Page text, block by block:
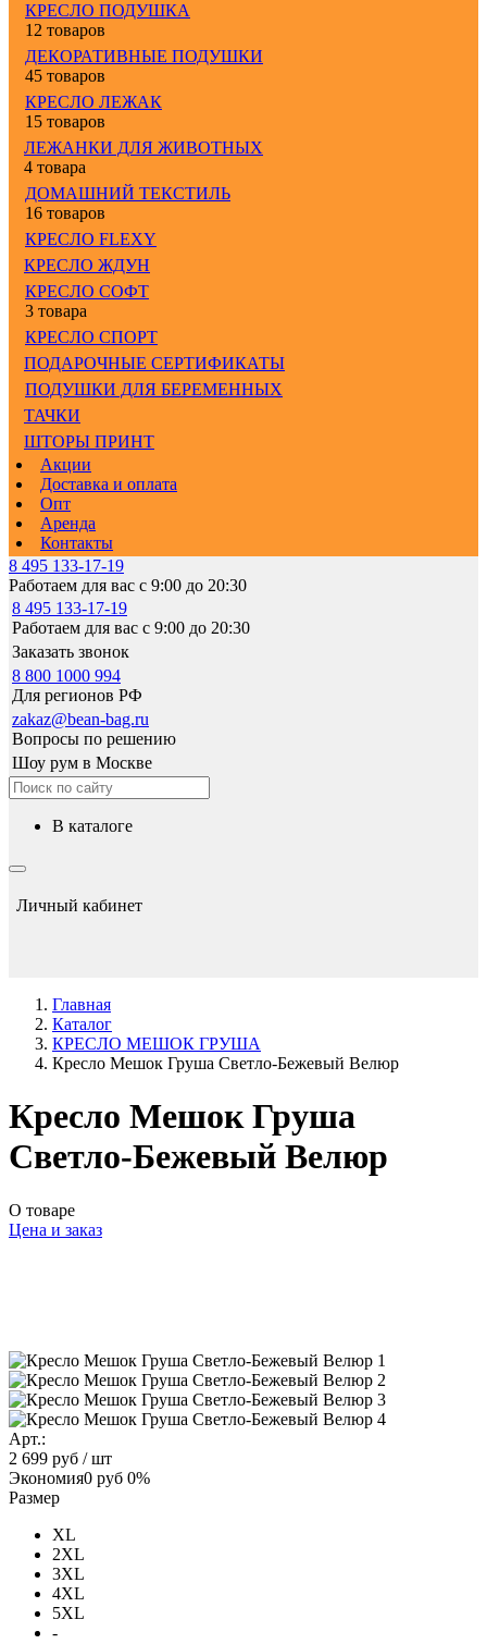
КРЕСЛО ПОДУШКА
12 товаров
ДЕКОРАТИВНЫЕ ПОДУШКИ
45 товаров
КРЕСЛО ЛЕЖАК
15 товаров
ЛЕЖАНКИ ДЛЯ ЖИВОТНЫХ
4 товара
ДОМАШНИЙ ТЕКСТИЛЬ
16 товаров
КРЕСЛО FLEXY
КРЕСЛО ЖДУН
КРЕСЛО СОФТ
3 товара
КРЕСЛО СПОРТ
ПОДАРОЧНЫЕ СЕРТИФИКАТЫ
ПОДУШКИ ДЛЯ БЕРЕМЕННЫХ
ТАЧКИ
ШТОРЫ ПРИНТ
Акции
Доставка и оплата
Опт
Аренда
Контакты
8 495 133-17-19
Работаем для вас с 9:00 до 20:30
8 495 133-17-19
Работаем для вас с 9:00 до 20:30
Заказать звонок
8 800 1000 994
Для регионов РФ
zakaz@bean-bag.ru
Вопросы по решению
Шоу рум в Москве
в каталоге
Личный кабинет
Главная
Каталог
КРЕСЛО МЕШОК ГРУША
Кресло Мешок Груша Светло-Бежевый Велюр
Кресло Мешок Груша
Светло-Бежевый Велюр
О товаре
Цена и заказ
Арт.:
2 699 руб / шт
Экономия0 руб 0%
Размер
XL
2XL
3XL
4XL
5XL
-